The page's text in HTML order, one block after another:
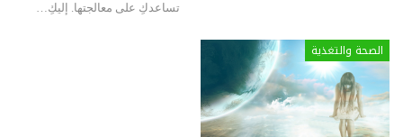
تساعدكِ على معالجتها. إليكِ…
الصحة والتغذية